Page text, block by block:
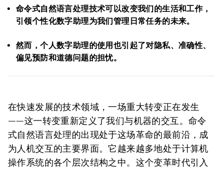
命令式自然语言处理技术可以改变我们的生活和工作，
引领个性化数字助理为我们管理日常任务的未来。
然而，个人数字助理的使用也引起了对隐私、准确性、
偏见预防和道德问题的担忧。
在快速发展的技术领域，一场重大转变正在发生
——这一转变重新定义了我们与机器的交互。命令
式自然语言处理的出现处于这场革命的最前沿，成
为人机交互的主要界面。它越来越多地处于计算机
操作系统的各个层次结构之中。这个变革时代引入